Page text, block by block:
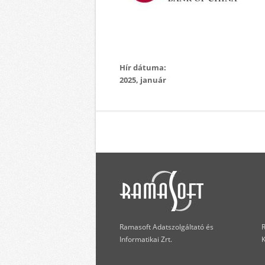
Hír dátuma:
2025, január
Ramasoft Adatszolgáltató és
Informatikai Zrt.